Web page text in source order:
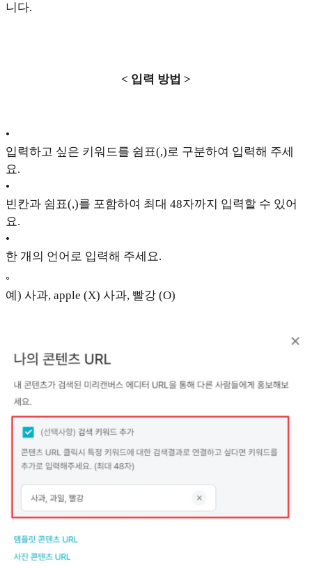
니다.
< 입력 방법 >
•
입력하고 싶은 키워드를 쉼표(,)로 구분하여 입력해 주세
요.
•
빈칸과 쉼표(,)를 포함하여 최대 48자까지 입력할 수 있어
요.
•
한 개의 언어로 입력해 주세요.
◦
예) 사과, apple (X) 사과, 빨강 (O)